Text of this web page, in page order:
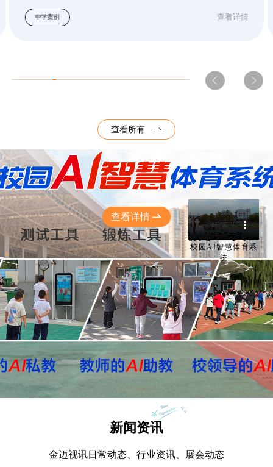
中学案例 查看详情
查看所有
查看详情
校园AI智慧体育系
统
新闻资讯
金迈视讯日常动态、行业资讯、展会动态